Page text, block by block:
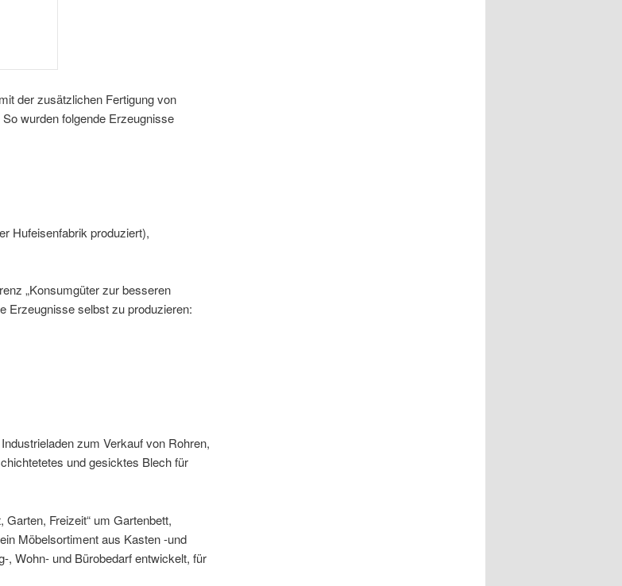
der zusätzlichen Fertigung von
wurden folgende Erzeugnisse
Hufeisenfabrik produziert),
„Konsumgüter zur besseren
Erzeugnisse selbst zu produzieren:
zum Verkauf von Rohren,
und gesicktes Blech für
Freizeit“ um Gartenbett,
Möbelsortiment aus Kasten -und
Wohn- und Bürobedarf entwickelt, für